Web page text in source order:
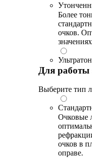
Более
очков.
Для
Выберите тип
Очковые
очков в
оправе.